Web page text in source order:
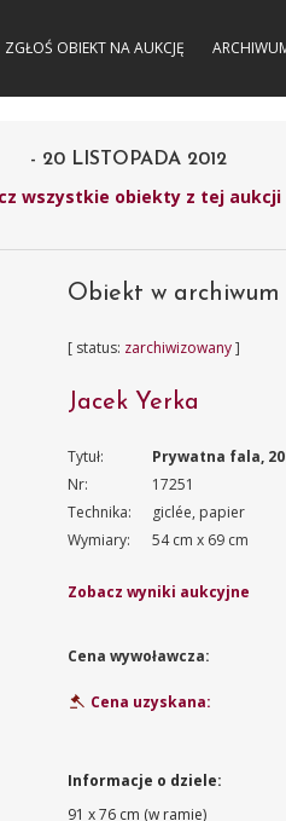
ZGŁOŚ OBIEKT NA AUKCJĘ
- 20 LISTOPADA 2012
wszystkie obiekty z tej aukcji
Obiekt w archiwum
[ status: zarchiwizowany]
Jacek Yerka
Tytuł:
Prywatna fala,
Nr:
17251
Technika:
giclée, papier
Wymiary:
54 cm x 69 cm
Zobacz wyniki aukcyjne
Cena wywoławcza:
Cena uzyskana:
Informacje o dziele:
91 x 76 cm (w ramie)